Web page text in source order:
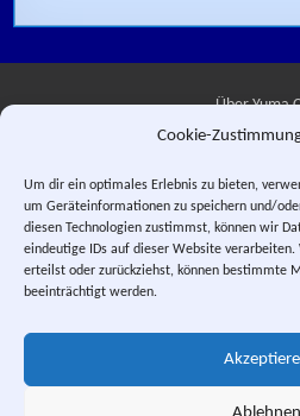
Cookie-
Um dir ein optimales Erlebnis zu bieten,
um Geräteinformationen zu speichern und/
diesen Technologien zustimmst, können wir
eindeutige IDs auf dieser Website
erteilst oder zurückziehst, können bestimmte
beeinträchtigt werden.
Ablehnen
Über Yuma
E-
Bismarck" © 1984